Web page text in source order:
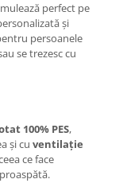
perfect pe
și
persoanele
se trezesc cu
100% PES,
și cu ventilație
ce face